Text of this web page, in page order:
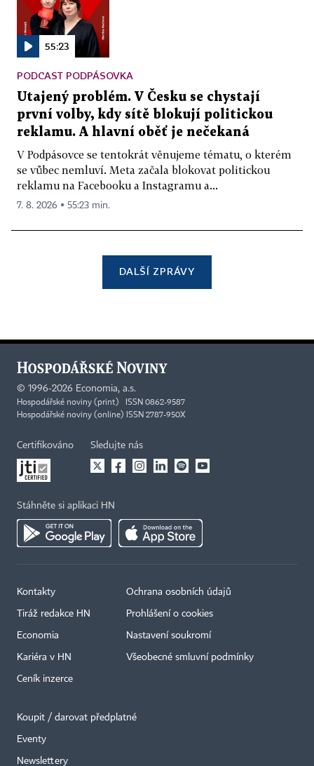
55:23
PODCAST PODPÁSOVKA
Utajený problém. V Česku se chystají
první volby, kdy sítě blokují politickou
reklamu. A hlavní oběť je nečekaná
V Podpásovce se tentokrát věnujeme tématu, o kterém
se vůbec nemluví. Meta začala blokovat politickou
reklamu na Facebooku a Instagramu a...
7. 8. 2026 ▪ 55:23 min.
DALŠÍ ZPRÁVY
© 1996-2026 Economia, a.s.
Hospodářské noviny (print) ISSN 0862-9587
Hospodářské noviny (online) ISSN 2787-950X
Certifikováno Sledujte nás
Stáhněte si aplikaci HN
Kontakty
Tiráž redakce HN
Economia
Kariéra v HN
Ceník inzerce
Ochrana osobních údajů
Prohlášení o cookies
Nastavení soukromí
Všeobecné smluvní podmínky
Koupit / darovat předplatné
Eventy
Newslettery